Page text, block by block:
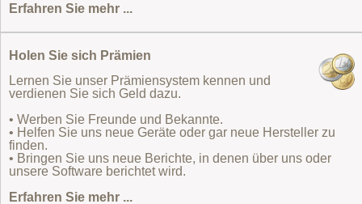
Erfahren Sie mehr ...
Holen Sie sich Prämien
Lernen Sie unser Prämiensystem kennen und
verdienen Sie sich Geld dazu.
• Werben Sie Freunde und Bekannte.
• Helfen Sie uns neue Geräte oder gar neue Hersteller zu
finden.
• Bringen Sie uns neue Berichte, in denen über uns oder
unsere Software berichtet wird.
Erfahren Sie mehr ...